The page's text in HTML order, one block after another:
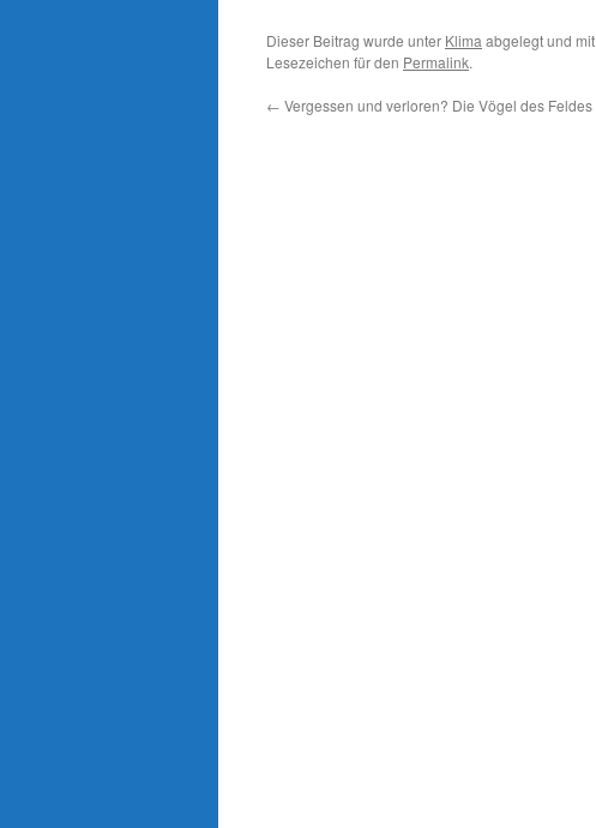
Dieser Beitrag wurde unter Klima abgelegt und mit
Lesezeichen für den Permalink.
← Vergessen und verloren? Die Vögel des Feldes